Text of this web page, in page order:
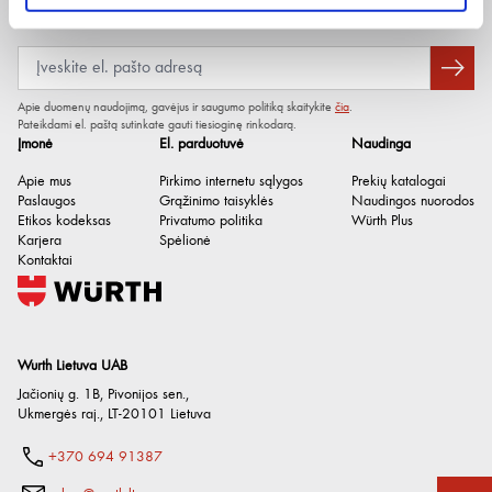
Bendras ilgis
Wurth Lietuva UAB
Jačionių g. 1B, Pivonijos sen.,
Ukmergės raj., LT-20101 Lietuva
+370 694 91387
Įmonė
Apie mus
Paslaugos
Etikos kodeksas
Karjera
Kontaktai
El. parduotuvė
Pirkimo internetu sąlygos
Grąžinimo taisyklės
Privatumo politika
Spėlionė
Naudinga
Prekių katalogai
Naudingos nuorodos
Würth Plus
Apie duomenų naudojimą, gavėjus ir saugumo politiką skaitykite čia.
Pateikdami el. paštą sutinkate gauti tiesioginę rinkodarą.